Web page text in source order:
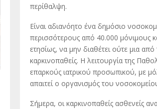
περίθαλψη.
Είναι αδιανόητο ένα δημόσιο
περισσότερους από 40.000 μόνιμους
ετησίως, να μην διαθέτει ούτε μια
καρκινοπαθείς. Η λειτουργία της
επαρκούς ιατρικού προσωπικού, με
απαιτεί ο οργανισμός του
Σήμερα, οι καρκινοπαθείς ασθενείς